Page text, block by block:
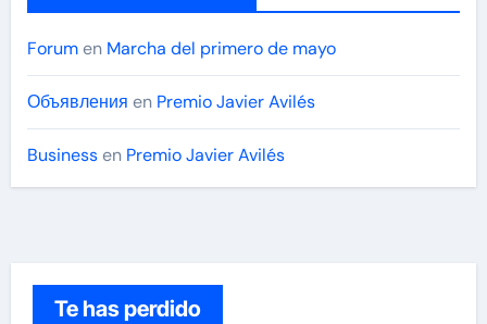
Forumen Marcha del primero de mayo
Объявления en Premio Javier Avilés
Businessen Premio Javier Avilés
Te has perdido